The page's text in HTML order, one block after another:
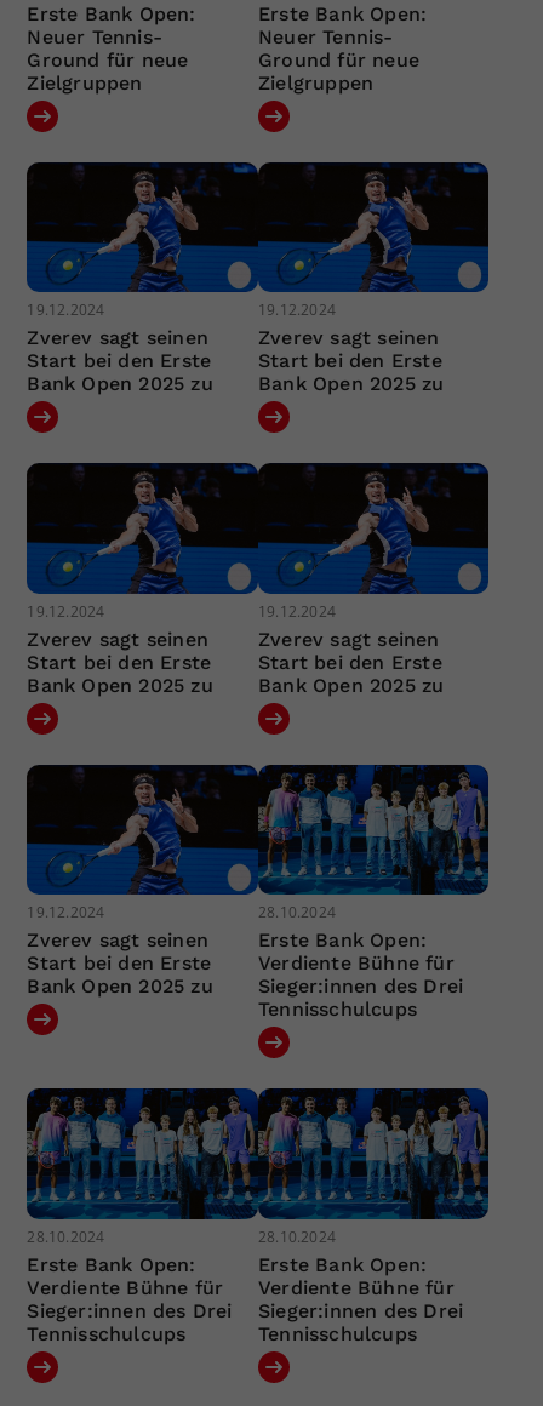
Erste Bank Open:
Neuer Tennis-
Ground für neue
Zielgruppen
Erste Bank Open:
Neuer Tennis-
Ground für neue
Zielgruppen
19.12.2024
Zverev sagt seinen
Start bei den Erste
Bank Open 2025 zu
19.12.2024
Zverev sagt seinen
Start bei den Erste
Bank Open 2025 zu
19.12.2024
Zverev sagt seinen
Start bei den Erste
Bank Open 2025 zu
19.12.2024
Zverev sagt seinen
Start bei den Erste
Bank Open 2025 zu
19.12.2024
Zverev sagt seinen
Start bei den Erste
Bank Open 2025 zu
28.10.2024
Erste Bank Open:
Verdiente Bühne für
Sieger:innen des Drei
Tennisschulcups
28.10.2024
Erste Bank Open:
Verdiente Bühne für
Sieger:innen des Drei
Tennisschulcups
28.10.2024
Erste Bank Open:
Verdiente Bühne für
Sieger:innen des Drei
Tennisschulcups